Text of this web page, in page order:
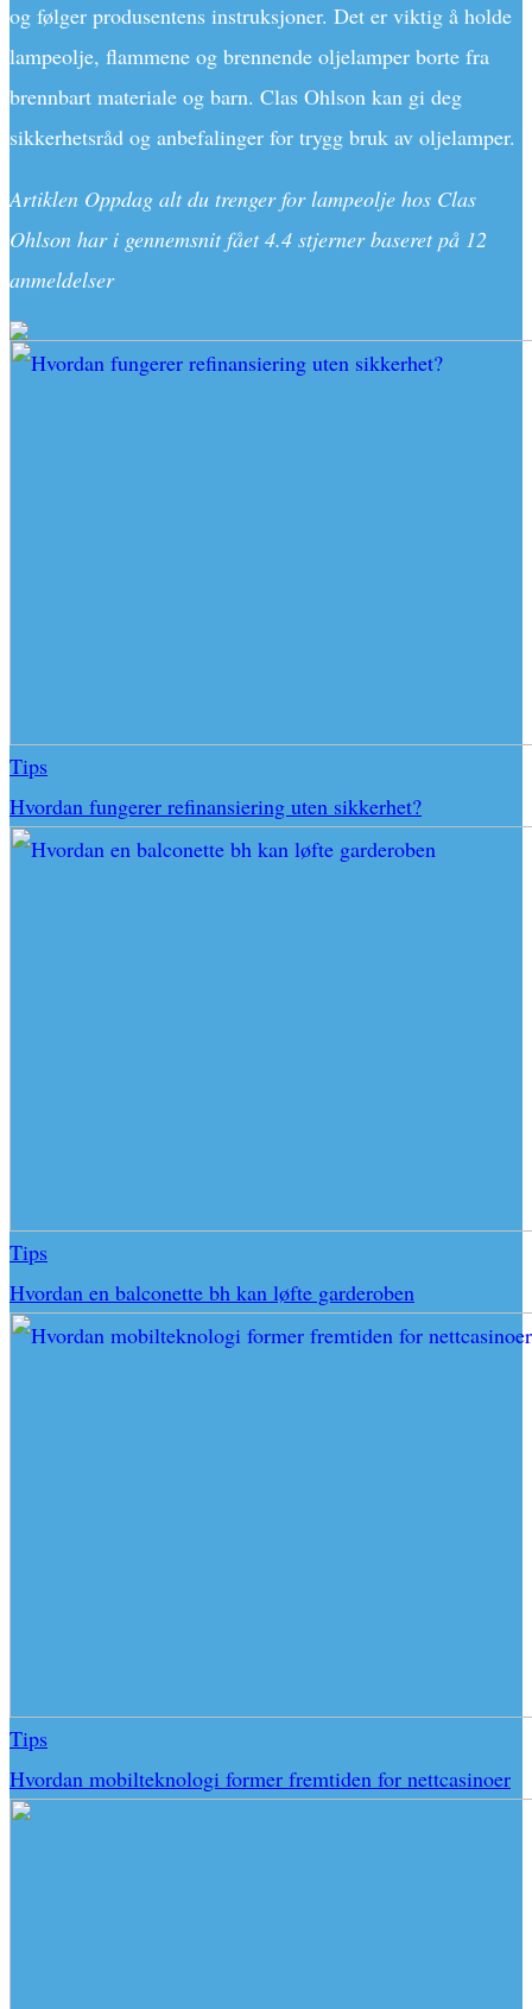
og følger produsentens instruksjoner. Det er viktig å holde
lampeolje, flammene og brennende oljelamper borte fra
brennbart materiale og barn. Clas Ohlson kan gi deg
sikkerhetsråd og anbefalinger for trygg bruk av oljelamper.
Artiklen Oppdag alt du trenger for lampeolje hos Clas
Ohlson har i gennemsnit fået4.4 stjerner baseret på 12
anmeldelser
Tips
Hvordan fungerer refinansiering uten sikkerhet?
Tips
Hvordan en balconette bh kan løfte garderoben
Tips
Hvordan mobilteknologi former fremtiden for nettcasinoer